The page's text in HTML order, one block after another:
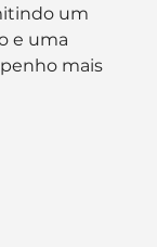
um
e uma
mais